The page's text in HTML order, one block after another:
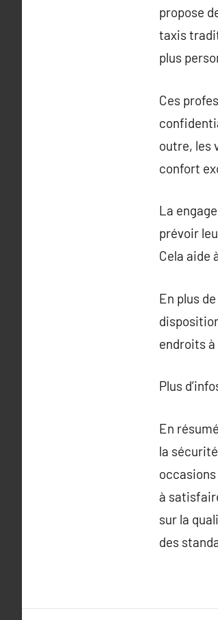
propose
taxis
plus
Ces
outre, les
confort
La
prévoir
Cela aide
En plus
endroits à
Plus
En
la
à
sur la
des